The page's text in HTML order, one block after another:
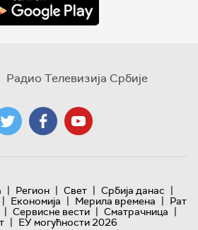
Радио Телевизија Србије
| Регион | Свет | Србија данас |
| Економија | Мерила времена | Рат
| Сервисне вести | Сматрачница |
| ЕУ могућности 2026